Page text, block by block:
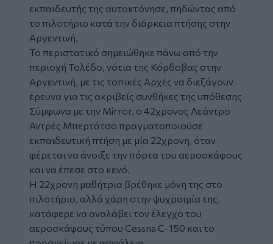
εκπαιδευτής της αυτοκτόνησε, πηδώντας από
το πιλοτήριο κατά την διάρκεια πτήσης στην
Αργεντινή.
Το περιστατικό σημειώθηκε πάνω από την
περιοχή Τολέδο, νότια της Κόρδοβας στην
Αργεντινή, με τις τοπικές Αρχές να διεξάγουν
έρευνα για τις ακριβείς συνθήκες της υπόθεσης
Σύμφωνα με την Mirror, ο 42χρονος Λεάντρο
Αντρές Μπερτάτσο πραγματοποιούσε
εκπαιδευτική πτήση με μία 22χρονη, όταν
φέρεται να άνοιξε την πόρτα του αεροσκάφους
και να έπεσε στο κενό.
Η 22χρονη μαθήτρια βρέθηκε μόνη της στο
πιλοτήριο, αλλά χάρη στην ψυχραιμία της,
κατάφερε να αναλάβει τον έλεγχο του
αεροσκάφους τύπου Cessna C-150 και το